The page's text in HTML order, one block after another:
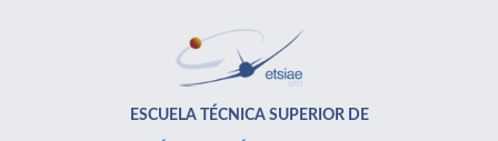
ESCUELA TÉCNICA SUPERIOR DE